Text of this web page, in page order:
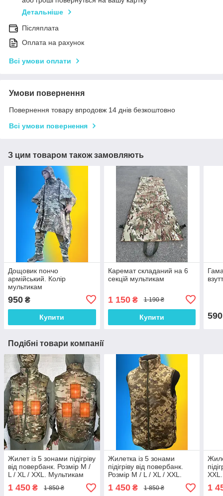
Детальніше
Післяплата
Оплата на рахунок
Всі умови оплати
Умови повернення
Повернення товару впродовж 14 днів безкоштовно
Всі умови повернення
З цим товаром також замовляють
Дощовик пончо
армійський. Колір
мультикам
950 ₴
Купити
Каремат складаний на 6
секцій мультикам
1 150₴ 1 190 ₴
Купити 590
Подібні товари компанії
Жилет із 5 зонами підігріву
від повербанк. Розмір М /
L / XL / XXL. Мультикам
1 450 ₴ 1 850 ₴
Жилетка із 5 зонами
підігріву від повербанк.
Розмір М / L / XL / XXL.
Піксель
1 450₴ 1 850 ₴ 1